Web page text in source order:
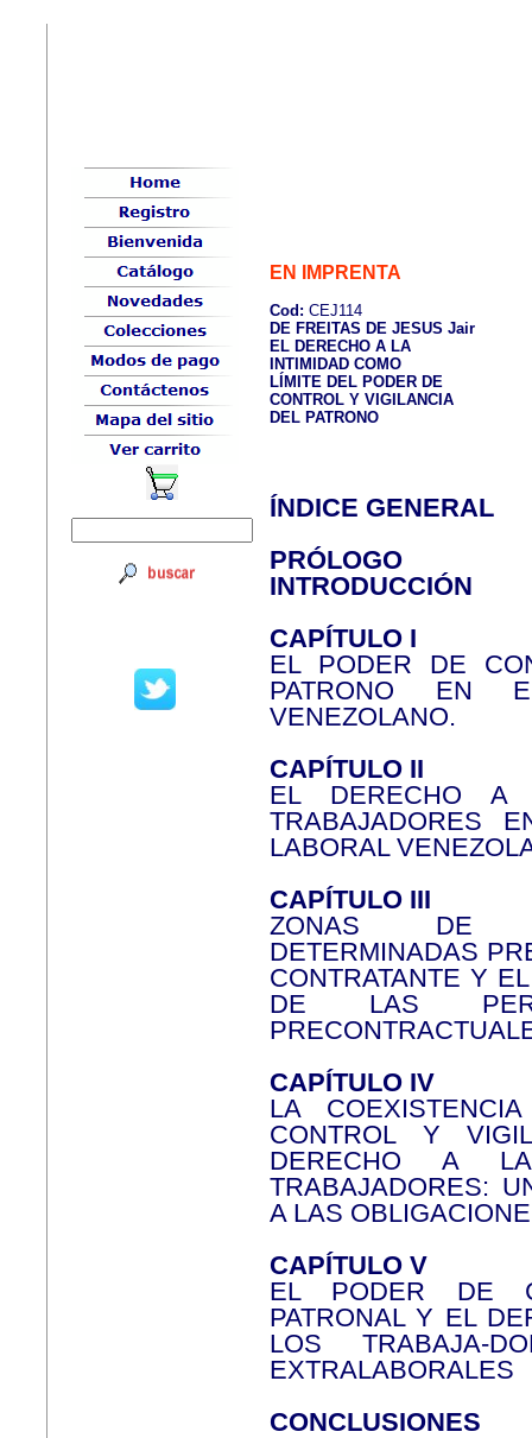
EN IMPRENTA
Cod: CEJ114
DE FREITAS DE JESUS Jair
EL DERECHO A LA
INTIMIDAD COMO
LÍMITE DEL PODER DE
CONTROL Y VIGILANCIA
DEL PATRONO
ÍNDICE GENERAL
PRÓLOGO
INTRODUCCIÓN
CAPÍTULO I
EL PODER DE
PATRONO EN
VENEZOLANO.
CAPÍTULO II
EL DERECHO A
TRABAJADORES
LABORAL
CAPÍTULO III
ZONAS DE
DETERMINADAS
CONTRATANTE Y
DE LAS
CAPÍTULO IV
LA
CONTROL Y
DERECHO A
TRABAJADORES:
A LAS
CAPÍTULO V
EL PODER DE
PATRONAL Y EL
LOS TRABAJA-
EXTRALABORALES
CONCLUSIONES